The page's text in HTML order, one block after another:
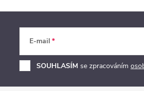
E-mail
SOUHLASÍM se zpracováním